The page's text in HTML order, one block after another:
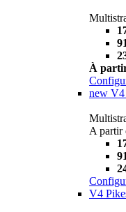
À
new V4
A partir
V4